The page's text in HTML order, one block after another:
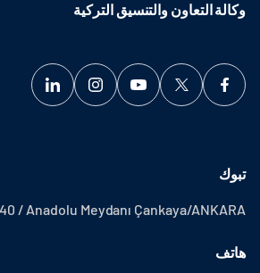
وكالة التعاون والتنسيق التركية
تبوك
/ Anadolu Meydanı Çankaya/ANKARA
هاتف